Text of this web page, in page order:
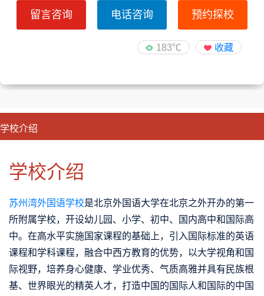
留言咨询 电话咨询 预约探校
183℃ 收藏
学校介绍
学校介绍
苏州湾外国语学校是北京外国语大学在北京之外开办的第一
所附属学校，开设幼儿园、小学、初中、国内高中和国际高
中。在高水平实施国家课程的基础上，引入国际标准的英语
课程和学科课程，融合中西方教育的优势，以大学视角和国
际视野，培养身心健康、学业优秀、气质高雅并具有民族根
基、世界眼光的精英人才，打造中国的国际人和国际的中国